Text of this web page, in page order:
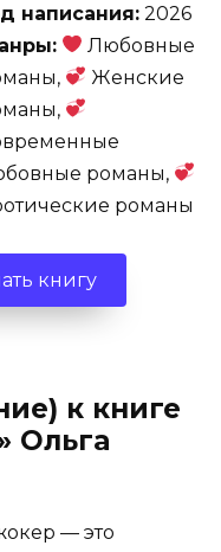
написания: 2026
Любовные
Женские
романы,
романы
книгу
к книге
Ольга
— это